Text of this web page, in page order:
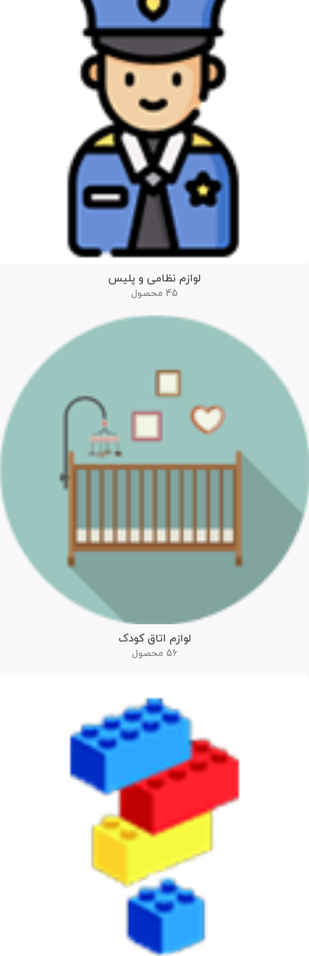
لوازم نظامی و پلیس
45 محصول
لوازم اتاق کودک
56 محصول